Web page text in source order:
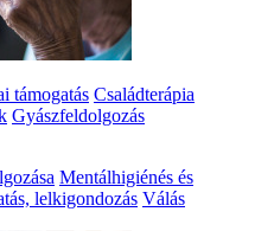
támogatás Családterápia
Gyászfeldolgozás
Mentálhigiénés és
lelkigondozás Válás